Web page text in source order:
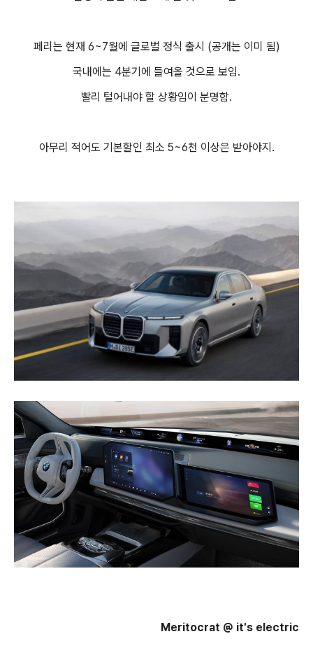
페리는 현재 6~7월에 글로벌 정식 출시 (공개는 이미 됨)
국내에는 4분기에 들여올 것으로 보임.
빨리 털어내야 할 상황임이 분명함.
아무리 적어도 기본할인 최소 5~6천 이상은 받아야지.
Meritocrat @ it's electric